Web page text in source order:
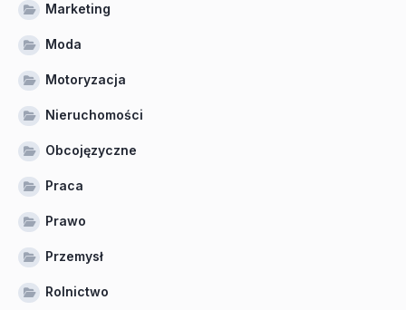
Marketing
Moda
Motoryzacja
Nieruchomości
Obcojęzyczne
Praca
Prawo
Przemysł
Rolnictwo